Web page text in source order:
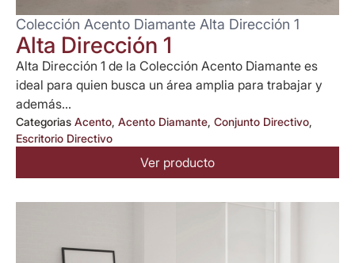
Colección Acento Diamante Alta Dirección 1
Alta Dirección 1
Alta Dirección 1 de la Colección Acento Diamante es
ideal para quien busca un área amplia para trabajar y
además...
Categorias Acento, Acento Diamante, Conjunto Directivo,
Escritorio Directivo
Ver producto